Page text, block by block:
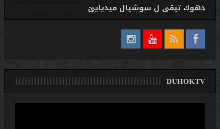
دهوك تیڤی ل سوشیال ميديایێ
DUHOKTV